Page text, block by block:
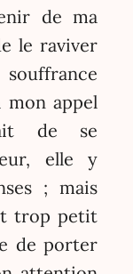
de ma
le raviver
mon appel
de se
elle y
; mais
trop petit
de porter